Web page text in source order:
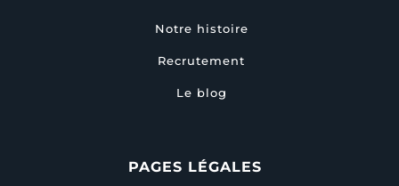
Notre histoire
Recrutement
Le blog
PAGES LÉGALES